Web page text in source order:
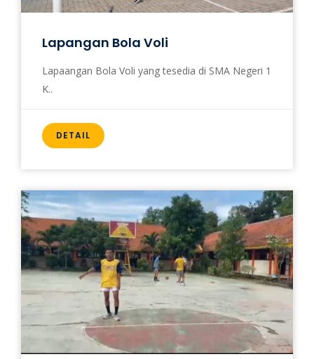
Lapangan Bola Voli
Lapaangan Bola Voli yang tesedia di SMA Negeri 1
K..
DETAIL